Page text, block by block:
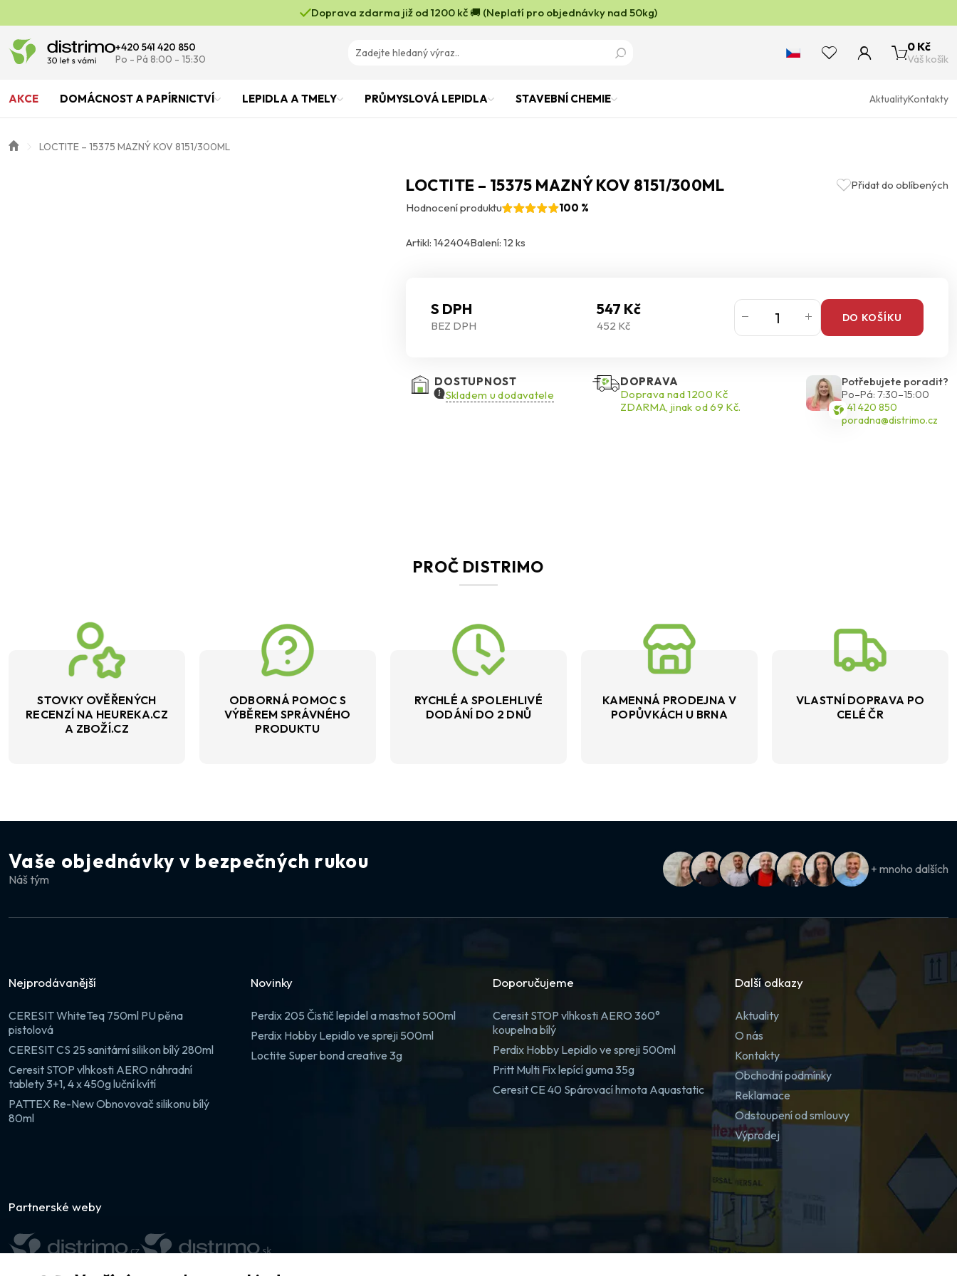
Doprava zdarma již od 1200 kč 🚚 (Neplatí pro objednávky nad 50kg)
+420 541 420 850
Po - Pá 8:00 - 15:30
0 Kč
Váš košík
AKCE DOMÁCNOST A PAPÍRNICTVÍ LEPIDLA A TMELY PRŮMYSLOVÁ LEPIDLA STAVEBNÍ CHEMIE AktualityKontakty
LOCTITE – 15375 MAZNÝ KOV 8151/300ML
LOCTITE – 15375 MAZNÝ KOV 8151/300ML
Přidat do oblíbených
Hodnocení produktu
100 %
Artikl: 142404Balení: 12 ks
S DPH 547 Kč
BEZ DPH 452 Kč
DO KOŠÍKU
DOSTUPNOST
Skladem u dodavatele
DOPRAVA
Doprava nad 1200 Kč
ZDARMA, jinak od 69 Kč.
Potřebujete poradit?
Po–Pá: 7:30–15:00
541 420 850
poradna@distrimo.cz
PROČ DISTRIMO
STOVKY OVĚŘENÝCH
RECENZÍ NA HEUREKA.CZ
A ZBOŽÍ.CZ
ODBORNÁ POMOC S
VÝBĚREM SPRÁVNÉHO
PRODUKTU
RYCHLÉ A SPOLEHLIVÉ
DODÁNÍ DO 2 DNŮ
KAMENNÁ PRODEJNA V
POPŮVKÁCH U BRNA
VLASTNÍ DOPRAVA PO
CELÉ ČR
Vaše objednávky v bezpečných rukou
Náš tým
+ mnoho dalších
Nejprodávanější
CERESIT WhiteTeq 750ml PU pěna
pistolová
CERESIT CS 25 sanitární silikon bílý 280ml
Ceresit STOP vlhkosti AERO náhradní
tablety 3+1, 4 x 450g luční kvítí
PATTEX Re-New Obnovovač silikonu bílý
80ml
Novinky
Perdix 205 Čistič lepidel a mastnot 500ml
Perdix Hobby Lepidlo ve spreji 500ml
Loctite Super bond creative 3g
Doporučujeme
Ceresit STOP vlhkosti AERO 360°
koupelna bílý
Perdix Hobby Lepidlo ve spreji 500ml
Pritt Multi Fix lepící guma 35g
Ceresit CE 40 Spárovací hmota Aquastatic
Další odkazy
Aktuality
O nás
Kontakty
Obchodní podmínky
Reklamace
Odstoupení od smlouvy
Výprodej
Partnerské weby